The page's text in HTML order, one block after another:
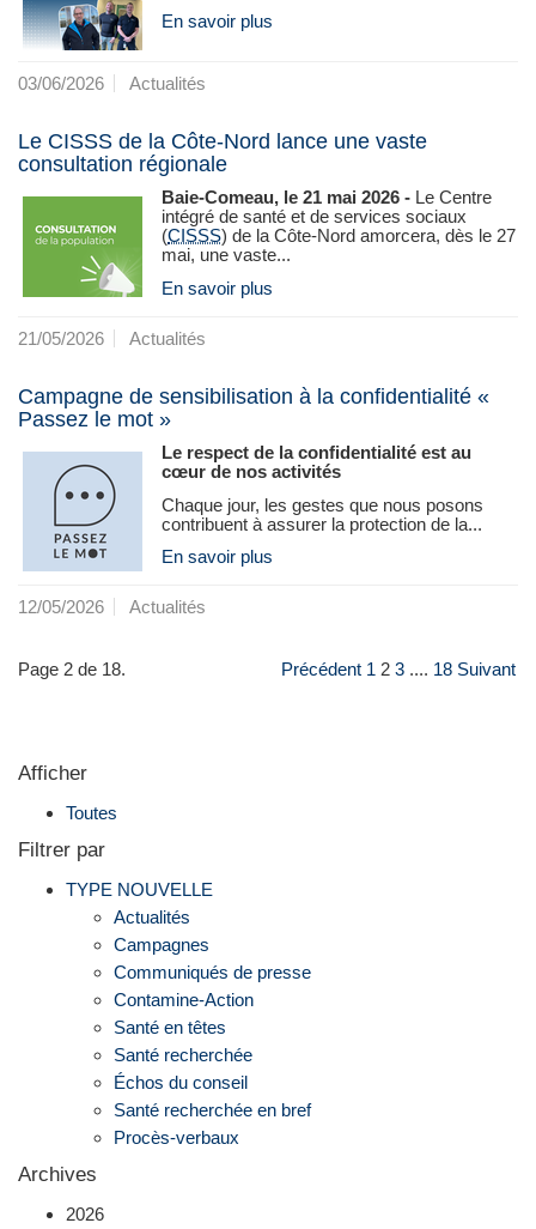
En savoir plus
03/06/2026 Actualités
Le CISSS de la Côte-Nord lance une vaste
consultation régionale
Baie-Comeau, le 21 mai 2026 - Le Centre
intégré de santé et de services sociaux
(CISSS) de la Côte‑Nord amorcera, dès le 27
mai, une vaste...
En savoir plus
21/05/2026 Actualités
Campagne de sensibilisation à la confidentialité «
Passez le mot »
Le respect de la confidentialité est au
cœur de nos activités
Chaque jour, les gestes que nous posons
contribuent à assurer la protection de la...
En savoir plus
12/05/2026 Actualités
Page 2 de 18. Précédent 1 2 3 .... 18 Suivant
Afficher
Toutes
Filtrer par
TYPE NOUVELLE
Actualités
Campagnes
Communiqués de presse
Contamine-Action
Santé en têtes
Santé recherchée
Échos du conseil
Santé recherchée en bref
Procès-verbaux
Archives
2026